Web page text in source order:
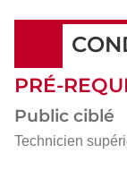
PRÉ-
Public ciblé
Technicien